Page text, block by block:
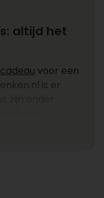
altijd het
voor een
is er
Wil je iets